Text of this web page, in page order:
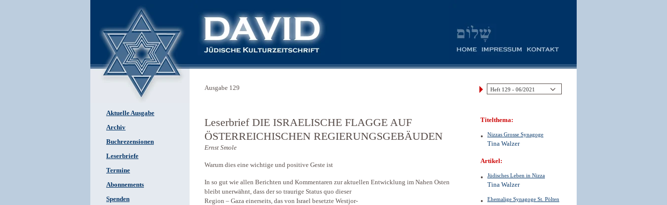
Aktuelle Ausgabe
Archiv
Buchrezensionen
Leserbriefe
Termine
Abonnements
Spenden
Ausgabe 129
Leserbrief DIE ISRAELISCHE FLAGGE AUF
ÖSTERREICHISCHEN REGIERUNGSGEBÄUDEN
Ernst Smole
Warum dies eine wichtige und positive Geste ist
In so gut wie allen Berichten und Kommentaren zur aktuellen Entwicklung im Nahen Osten
bleibt unerwähnt, dass der so traurige Status quo dieser
Region – Gaza einerseits, das von Israel besetzte Westjor-
Titelthema:
Nizzas Grosse Synagoge
Tina Walzer
Artikel:
Jüdisches Leben in Nizza
Tina Walzer
Ehemalige Synagoge St. Pölten